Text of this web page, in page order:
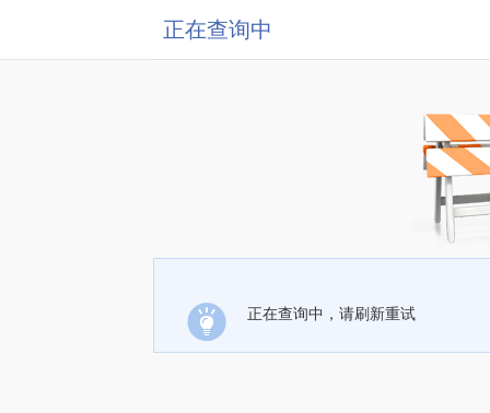
正在查询中
正在查询中，请刷新重试